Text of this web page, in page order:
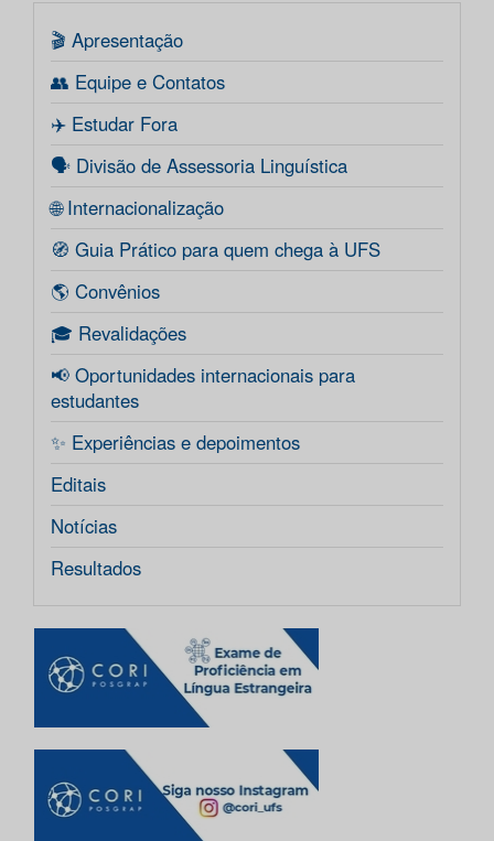
🎬 Apresentação
👥 Equipe e Contatos
✈️ Estudar Fora
🗣️ Divisão de Assessoria Linguística
🌐 Internacionalização
🧭 Guia Prático para quem chega à UFS
🌎 Convênios
🎓 Revalidações
📢 Oportunidades internacionais para
estudantes
✨ Experiências e depoimentos
Editais
Notícias
Resultados